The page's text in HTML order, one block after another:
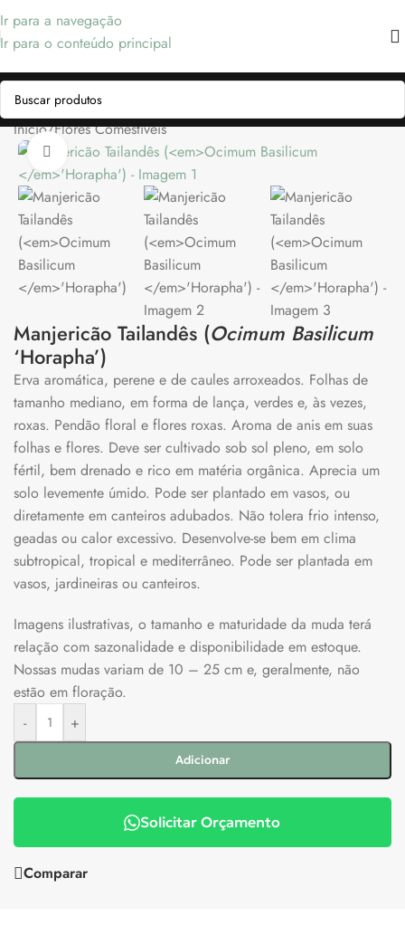
Ir para a navegação
Ir para o conteúdo principal
Início/Flores Comestíveis
Clique para ampliar
Manjericão Tailandês (Ocimum Basilicum
‘Horapha’)
Erva aromática, perene e de caules arroxeados. Folhas de
tamanho mediano, em forma de lança, verdes e, às vezes,
roxas. Pendão floral e flores roxas. Aroma de anis em suas
folhas e flores. Deve ser cultivado sob sol pleno, em solo
fértil, bem drenado e rico em matéria orgânica. Aprecia um
solo levemente úmido. Pode ser plantado em vasos, ou
diretamente em canteiros adubados. Não tolera frio intenso,
geadas ou calor excessivo. Desenvolve-se bem em clima
subtropical, tropical e mediterrâneo. Pode ser plantada em
vasos, jardineiras ou canteiros.
Imagens ilustrativas, o tamanho e maturidade da muda terá
relação com sazonalidade e disponibilidade em estoque.
Nossas mudas variam de 10 – 25 cm e, geralmente, não
estão em floração.
-
+
Adicionar
Solicitar Orçamento
Comparar